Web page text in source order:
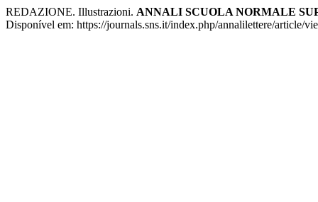
REDAZIONE. Illustrazioni. ANNALI SCUOLA NORMALE
Disponível em: https://journals.sns.it/index.php/annalilettere/article/